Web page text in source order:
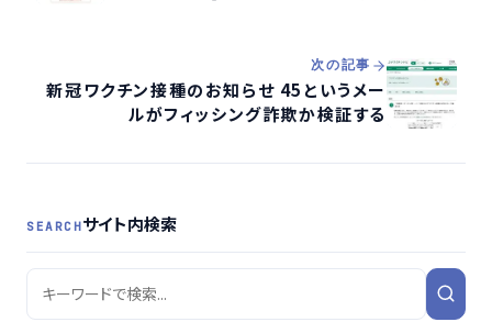
次の記事
新冠ワクチン接種のお知らせ 45というメー
ルがフィッシング詐欺か検証する
SEARCHサイト内検索